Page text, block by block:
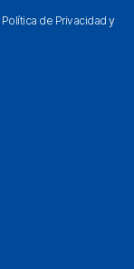
Política de Privacidad y